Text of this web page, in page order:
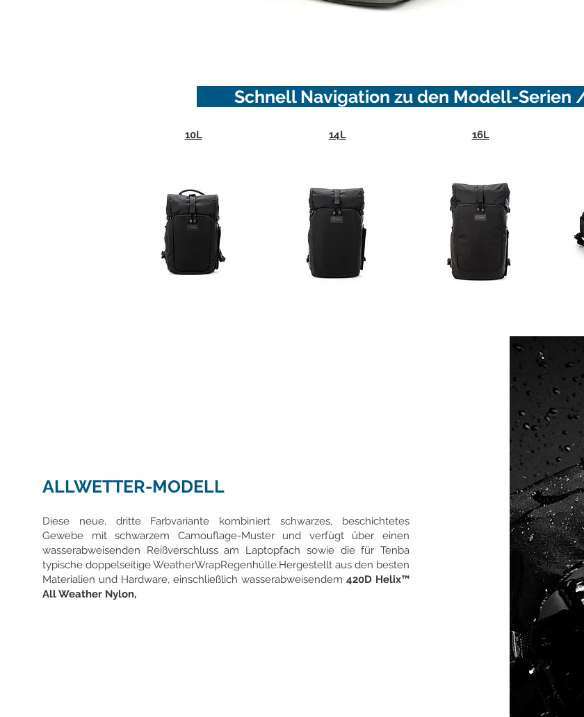
Schnell Navigation zu den Modell-
10L 14L 16L
ALLWETTER-MODELL
Diese neue, dritte Farbvariante kombiniert schwarzes, beschichtetes
Gewebe mit schwarzem Camouflage-Muster und verfügt über einen
wasserabweisenden Reißverschluss am Laptopfach sowie die für Tenba
typische doppelseitige WeatherWrapRegenhülle.Hergestellt aus den besten
Materialien und Hardware, einschließlich wasserabweisendem 420D Helix™
All Weather Nylon,